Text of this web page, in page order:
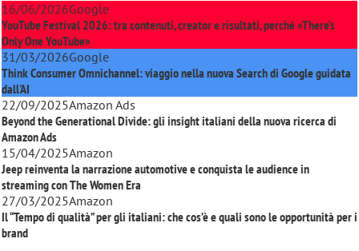
16/06/2026Google
YouTube Festival 2026: tra contenuti, creator e risultati, perché «There’s
Only One YouTube»
31/03/2026Google
Think Consumer Omnichannel: viaggio nella nuova Search di Google guidata
dall'AI
22/09/2025Amazon Ads
Beyond the Generational Divide: gli insight italiani della nuova ricerca di
Amazon Ads
15/04/2025Amazon
Jeep reinventa la narrazione automotive e conquista le audience in
streaming conThe Women Era
27/03/2025Amazon
Il “Tempo di qualità” per gli italiani: che cos’è e quali sono le opportunità per i
brand